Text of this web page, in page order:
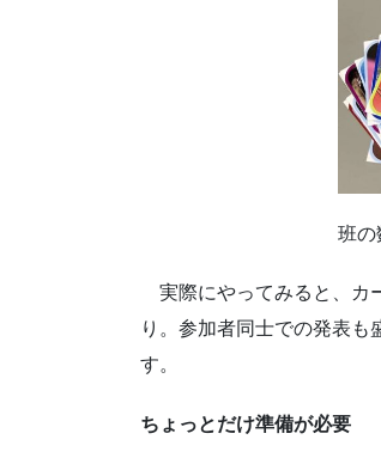
班の
実際にやってみると、カ
り。参加者同士での発表
す。
ちょっとだけ準備が必要